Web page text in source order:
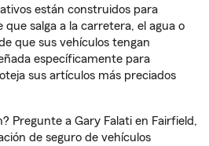
están construidos para
salga a la carretera, el agua o
que sus vehículos tengan
específicamente para
sus artículos más preciados
Pregunte a Gary Falati en Fairfield,
de seguro de vehículos